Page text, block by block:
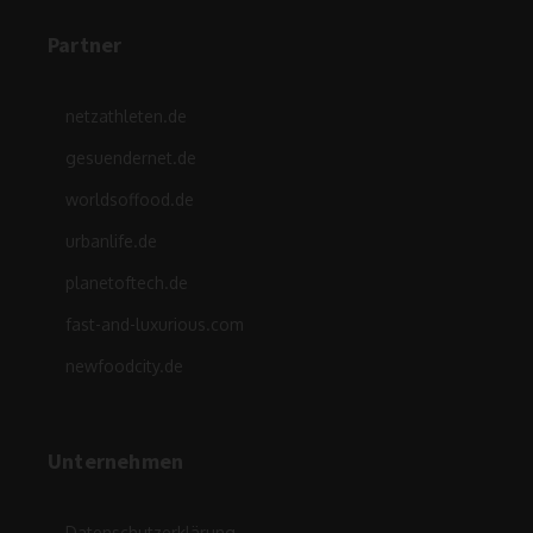
Partner
netzathleten.de
gesuendernet.de
worldsoffood.de
urbanlife.de
planetoftech.de
fast-and-luxurious.com
newfoodcity.de
Unternehmen